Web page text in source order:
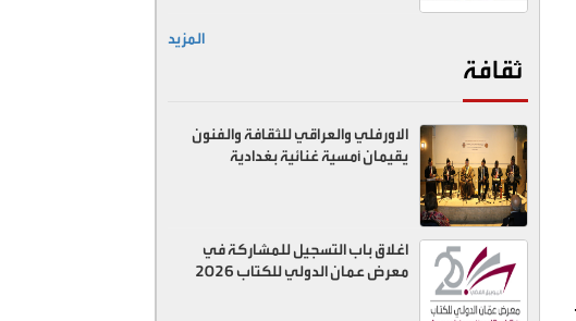
المزيد
ثقافة
الاورفلي والعراقي للثقافة والفنون
يقيمان أمسية غنائية بغدادية
اغلاق باب التسجيل للمشاركة في
معرض عمان الدولي للكتاب 2026